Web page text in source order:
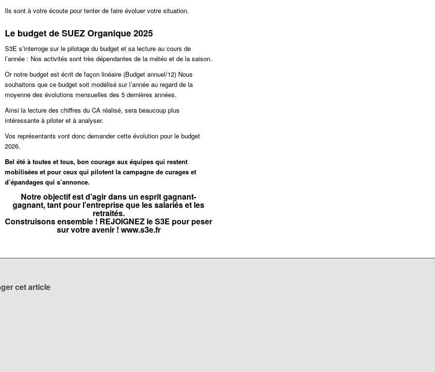
Ils sont à votre écoute pour tenter de faire évoluer votre situation.
Le budget de SUEZ Organique 2025
S3E s’interroge sur le pilotage du budget et sa lecture au cours de
l’année : Nos activités sont très dépendantes de la météo et de la saison.
Or notre budget est écrit de façon linéaire (Budget annuel/12) Nous
souhaitons que ce budget soit modélisé sur l’année au regard de la
moyenne des évolutions mensuelles des 5 dernières années.
Ainsi la lecture des chiffres du CA réalisé, sera beaucoup plus
intéressante à piloter et à analyser.
Vos représentants vont donc demander cette évolution pour le budget
2026.
Bel été à toutes et tous, bon courage aux équipes qui restent
mobilisées et pour ceux qui pilotent la campagne de curages et
d’épandages qui s’annonce.
Notre objectif est d’agir dans un esprit gagnant-
gagnant, tant pour l’entreprise que les salariés et les
retraités.
Construisons ensemble ! REJOIGNEZ le S3E pour peser
sur votre avenir ! www.s3e.fr
cet article